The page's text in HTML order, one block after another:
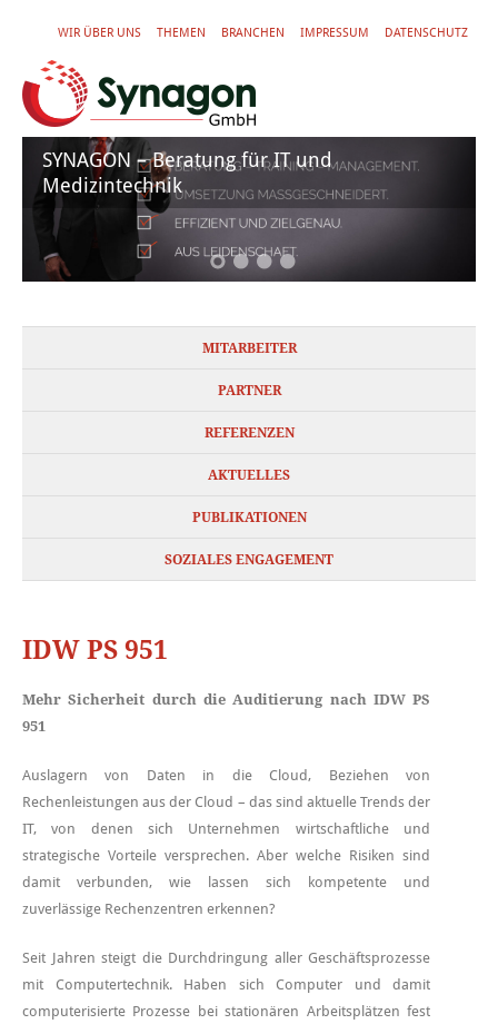
WIR ÜBER UNS THEMEN BRANCHEN IMPRESSUM DATENSCHUTZ
SYNAGON – Beratung für IT und
Medizintechnik
MITARBEITER
PARTNER
REFERENZEN
AKTUELLES
PUBLIKATIONEN
SOZIALES ENGAGEMENT
IDW PS 951
Mehr Sicherheit durch die Auditierung nach IDW PS
951
Auslagern von Daten in die Cloud, Beziehen von
Rechenleistungen aus der Cloud – das sind aktuelle Trends der
IT, von denen sich Unternehmen wirtschaftliche und
strategische Vorteile versprechen. Aber welche Risiken sind
damit verbunden, wie lassen sich kompetente und
zuverlässige Rechenzentren erkennen?
Seit Jahren steigt die Durchdringung aller Geschäftsprozesse
mit Computertechnik. Haben sich Computer und damit
computerisierte Prozesse bei stationären Arbeitsplätzen fest